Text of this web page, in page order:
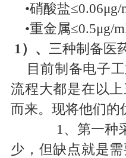
•硝酸盐≤0.06μg/
•重金属≤0.5μg/
1）、 三种制备医
目前制备电子工
流程大都是在以
而来。现将他们的
1、第一种采用
少，但缺点就是